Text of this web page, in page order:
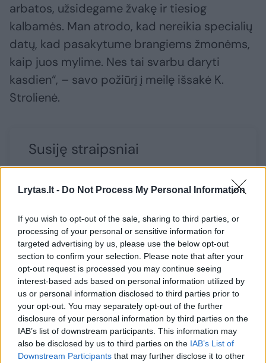
Lrytas.lt - Do Not Process My Personal Information
If you wish to opt-out of the sale, sharing to third parties, or
processing of your personal or sensitive information for
targeted advertising by us, please use the below opt-out
section to confirm your selection. Please note that after your
opt-out request is processed you may continue seeing
interest-based ads based on personal information utilized by
us or personal information disclosed to third parties prior to
your opt-out. You may separately opt-out of the further
disclosure of your personal information by third parties on the
IAB’s list of downstream participants. This information may
also be disclosed by us to third parties on the IAB’s List of
Downstream Participants that may further disclose it to other
arbatos, užsidegame žvakę ir tiesiog
kalbamės. Man atrodo, kad nereikia specialių
datų, kad pasakytume brangiems žmonėms,
kaip juos mylime. Nes tai svarbu daryti
kasdien“, – savo požiūrį į meilę išsakė K.
Strolienė.
Susiję straipsniai
Kristina Strolienė sukvietė
bičiulius: atskleidė, kas yra
tas itališkas „saldus
gyvenimas“